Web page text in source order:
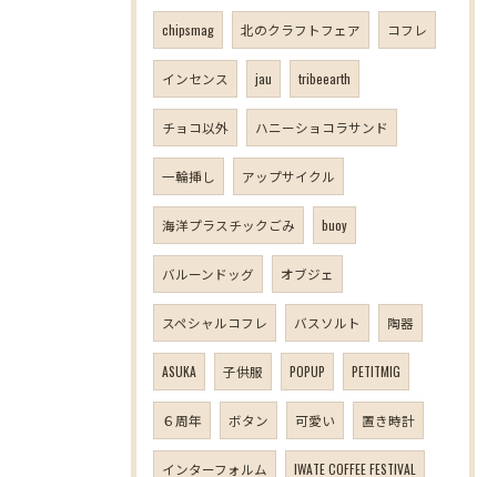
chipsmag 北のクラフトフェア コフレ
インセンス jau tribeearth
チョコ以外 ハニーショコラサンド
一輪挿し アップサイクル
海洋プラスチックごみ buoy
バルーンドッグ オブジェ
スペシャルコフレ バスソルト 陶器
ASUKA 子供服 POPUP PETITMIG
６周年 ボタン 可愛い 置き時計
インターフォルム IWATE COFFEE FESTIVAL